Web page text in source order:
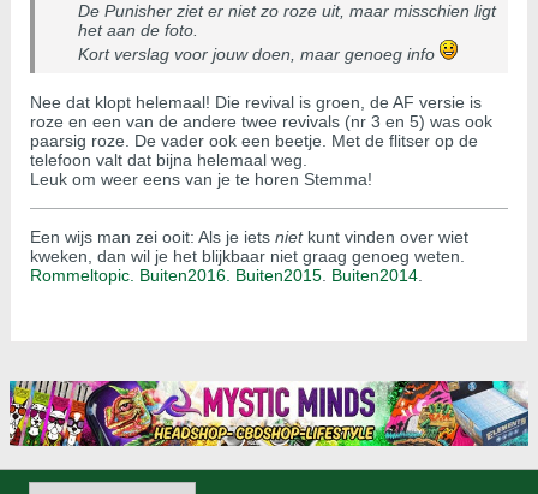
De Punisher ziet er niet zo roze uit, maar misschien ligt
het aan de foto.
Kort verslag voor jouw doen, maar genoeg info
Nee dat klopt helemaal! Die revival is groen, de AF versie is
roze en een van de andere twee revivals (nr 3 en 5) was ook
paarsig roze. De vader ook een beetje. Met de flitser op de
telefoon valt dat bijna helemaal weg.
Leuk om weer eens van je te horen Stemma!
Een wijs man zei ooit: Als je iets nietkunt vinden over wiet
kweken, dan wil je het blijkbaar niet graag genoeg weten.
Rommeltopic. Buiten2016. Buiten2015 Buiten2014